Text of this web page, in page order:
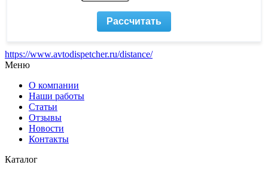
https://www.avtodispetcher.ru/distance/
Меню
О компании
Наши работы
Статьи
Отзывы
Новости
Контакты
Каталог